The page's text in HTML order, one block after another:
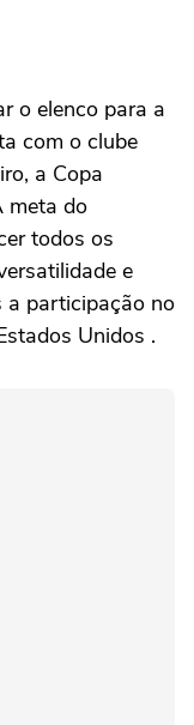
o elenco para a
com o clube
a Copa
meta do
todos os
e
a participação no
Unidos .